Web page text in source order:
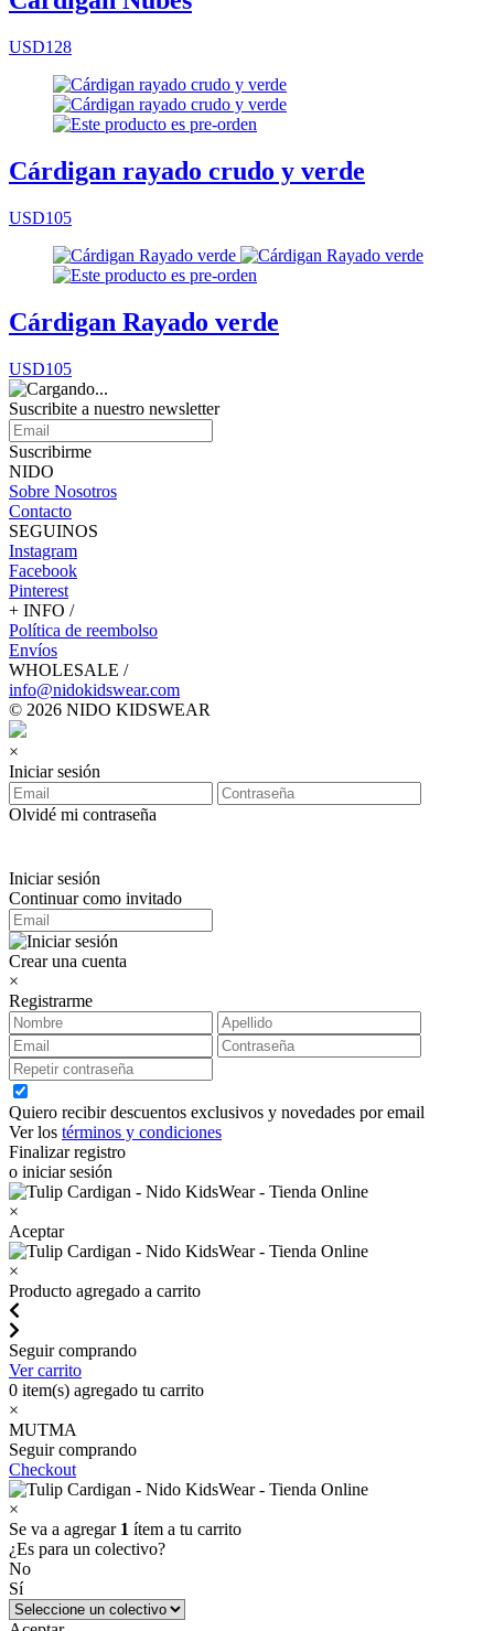
USD128
Cárdigan rayado crudo y verde
USD105
Cárdigan Rayado verde
USD105
Suscribite a nuestro newsletter
Suscribirme
NIDO
Sobre Nosotros
Contacto
SEGUINOS
Instagram
Facebook
Pinterest
+ INFO /
Política de reembolso
Envíos
WHOLESALE /
info@nidokidswear.com
© 2026 NIDO KIDSWEAR
×
Iniciar sesión
Olvidé mi contraseña
Iniciar sesión
Continuar como invitado
Crear una cuenta
×
Registrarme
Quiero recibir descuentos exclusivos y novedades por email
Ver los términos y condiciones
Finalizar registro
o iniciar sesión
×
Aceptar
×
Producto agregado a carrito
Seguir comprando
Ver carrito
0 item(s) agregado tu carrito
×
MUTMA
Seguir comprando
Checkout
×
Se va a agregar 1 ítem a tu carrito
¿Es para un colectivo?
No
Sí